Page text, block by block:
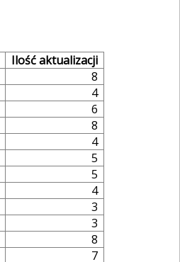
Ilość aktualizacji
8
4
6
8
4
5
5
4
3
3
8
7